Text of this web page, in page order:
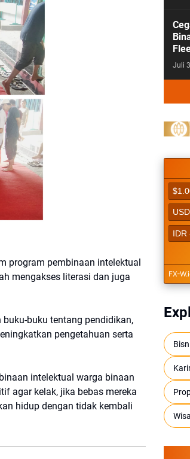
program pembinaan intelektual
mengakses literasi dan juga
buku tentang pendidikan,
pengetahuan serta
intelektual warga binaan
agar kelak, jika bebas mereka
hidup dengan tidak kembali
Juli